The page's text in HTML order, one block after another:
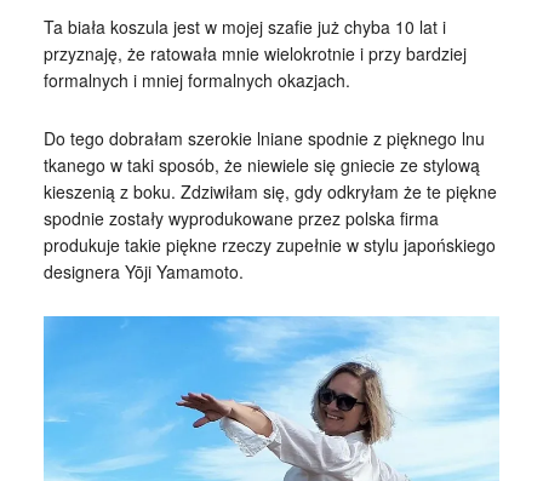
Ta biała koszula jest w mojej szafie już chyba 10 lat i
przyznaję, że ratowała mnie wielokrotnie i przy bardziej
formalnych i mniej formalnych okazjach.
Do tego dobrałam szerokie lniane spodnie z pięknego lnu
tkanego w taki sposób, że niewiele się gniecie ze stylową
kieszenią z boku. Zdziwiłam się, gdy odkryłam że te piękne
spodnie zostały wyprodukowane przez polska firma
produkuje takie piękne rzeczy zupełnie w stylu japońskiego
designera Yōji Yamamoto.